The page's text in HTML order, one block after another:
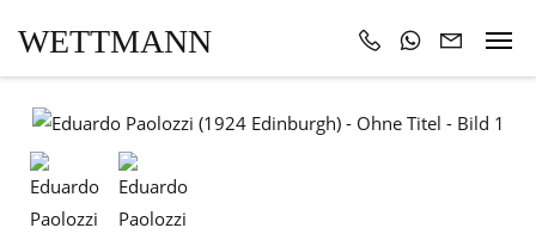
WETTMANN